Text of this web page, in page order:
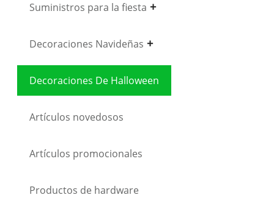
Suministros para la fiesta
Decoraciones Navideñas
Decoraciones De Halloween
Artículos novedosos
Artículos promocionales
Productos de hardware